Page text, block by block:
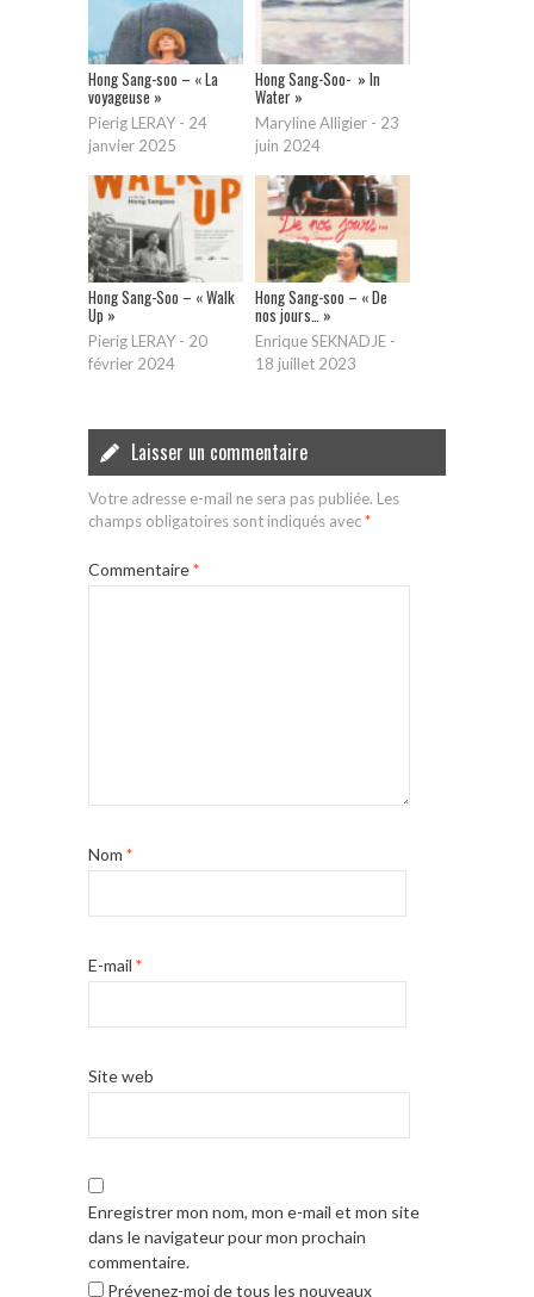
Hong Sang-soo – « La
voyageuse »
Pierig LERAY - 24
janvier 2025
Hong Sang-Soo- » In
Water »
Maryline Alligier - 23
juin 2024
Hong Sang-Soo – « Walk
Up »
Pierig LERAY - 20
février 2024
Hong Sang-soo – « De
nos jours… »
Enrique SEKNADJE -
18 juillet 2023
Laisser un commentaire
Votre adresse e-mail ne sera pas publiée. Les
champs obligatoires sont indiqués avec*
Commentaire*
Nom *
E-mail *
Site web
Enregistrer mon nom, mon e-mail et mon site
dans le navigateur pour mon prochain
commentaire.
Prévenez-moi de tous les nouveaux